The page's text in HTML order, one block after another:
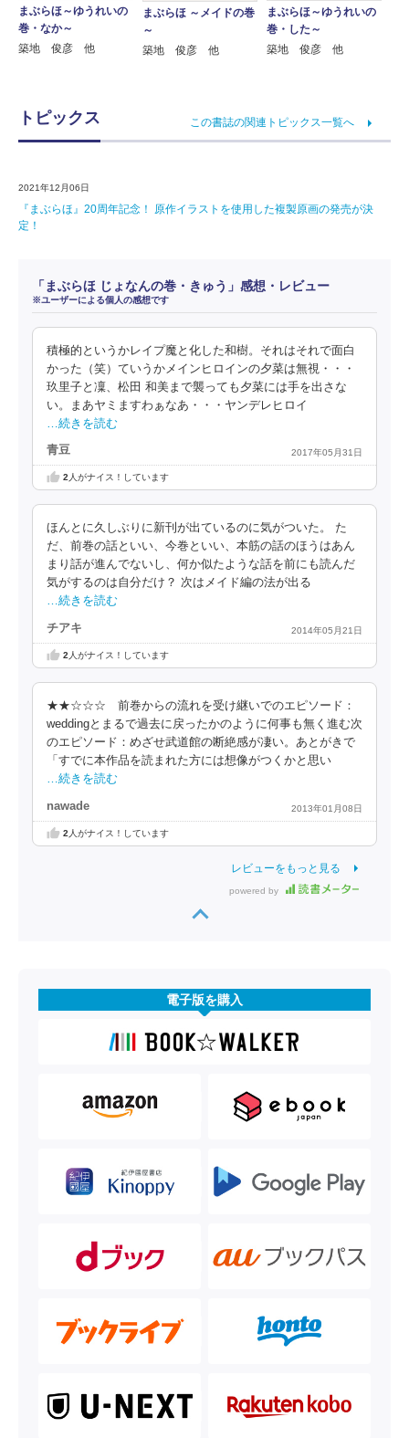
まぶらほ～ゆうれいの
巻・なか～
築地 俊彦 他
まぶらほ ～メイドの巻
～
築地 俊彦 他
まぶらほ～ゆうれいの
巻・した～
築地 俊彦 他
トピックス この書誌の関連トピックス一覧へ
2021年12月06日
『まぶらほ』20周年記念！ 原作イラストを使用した複製原画の発売が決
定！
「まぶらほ じょなんの巻・きゅう」感想・レビュー
※ユーザーによる個人の感想です
積極的というかレイプ魔と化した和樹。それはそれで面白
かった（笑）ていうかメインヒロインの夕菜は無視・・・
玖里子と凜、松田 和美まで襲っても夕菜には手を出さな
い。まあヤミますわぁなあ・・・ヤンデレヒロイ
…続きを読む
青豆 2017年05月31日
2人がナイス！しています
ほんとに久しぶりに新刊が出ているのに気がついた。 た
だ、前巻の話といい、今巻といい、本筋の話のほうはあん
まり話が進んでないし、何か似たような話を前にも読んだ
気がするのは自分だけ？ 次はメイド編の法が出る
…続きを読む
チアキ 2014年05月21日
2 人がナイス！しています
★★☆☆☆ 前巻からの流れを受け継いでのエピソード：
weddingとまるで過去に戻ったかのように何事も無く進む次
のエピソード：めざせ武道館の断絶感が凄い。あとがきで
「すでに本作品を読まれた方には想像がつくかと思い
…続きを読む
nawade 2013年01月08日
2 人がナイス！しています
レビューをもっと見る
powered by
電子版を購入